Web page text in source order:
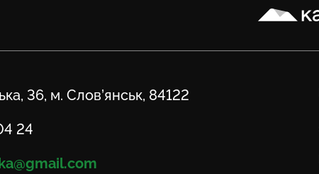
Карачун
36, м. Слов’янськ, 84122
24